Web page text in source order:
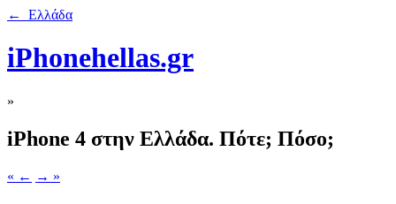
← Ελλάδα
iPhonehellas.gr
»
iPhone 4 στην Ελλάδα. Πότε; Πόσο;
« ← → »